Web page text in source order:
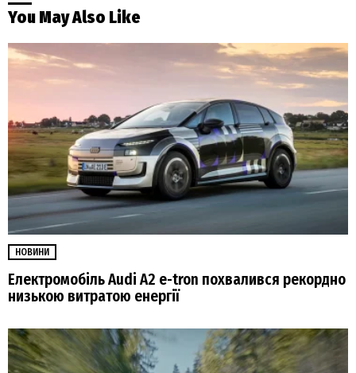
You May Also Like
НОВИНИ
Електромобіль Audi A2 e-tron похвалився рекордно
низькою витратою енергії